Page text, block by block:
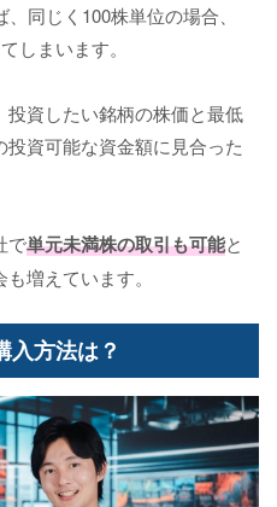
同じく100株単位の場合、
しまいます。
資したい銘柄の株価と最低
資可能な資金額に見合った
で単元未満株の取引も可能と
増えています。
入方法は？